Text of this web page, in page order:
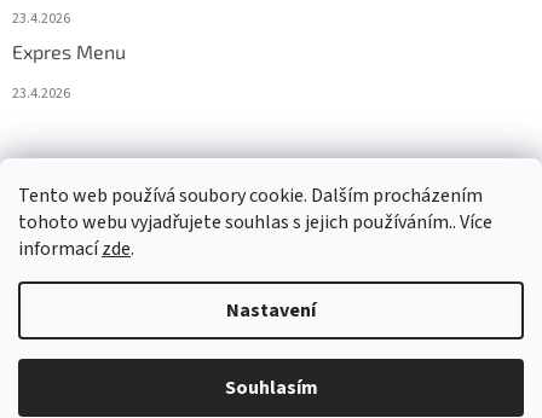
Tento web používá soubory cookie. Dalším procházením
tohoto webu vyjadřujete souhlas s jejich používáním.. Více
informacízde.
Nastavení
Souhlasím
23.4.2026
Expres Menu
23.4.2026
Copyright 2026www.333adventures.com. Všechna práva
vyhrazena.